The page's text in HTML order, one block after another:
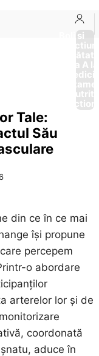
Boli si
Afectiuni
Sănătate
de la A
Tale:
Său
din ce în ce mai
își propune
percepem
o abordare
arterelor lor și de
coordonată
aduce în